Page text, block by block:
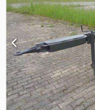
prestavba na CLG Dolly,
Obrázky sú archívne.
sedlové spojenie, výrobca
čapy s guľovým otočným
teleskopická oporná noha,
ochranný kryt podvozku,
rameno s certifikovanými
pre ťahač. BPW nápravy s
odpruženie s ventilom na
pneumatický brzdový